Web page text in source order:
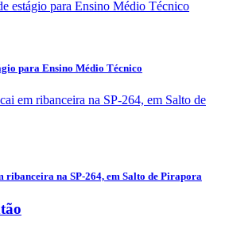
para Ensino Médio Técnico
ribanceira na SP-264, em Salto de Pirapora